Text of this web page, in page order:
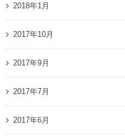
2018年1月
2017年10月
2017年9月
2017年7月
2017年6月